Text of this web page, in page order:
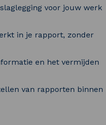
voor jouw werk
in je rapport, zonder
en het vermijden
van rapporten binnen